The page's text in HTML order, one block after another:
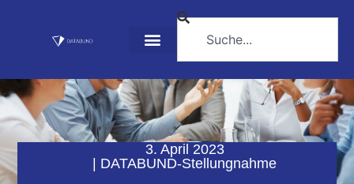
3. April 2023
DATABUND-Stellungnahme